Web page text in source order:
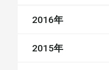
2016年
2015年